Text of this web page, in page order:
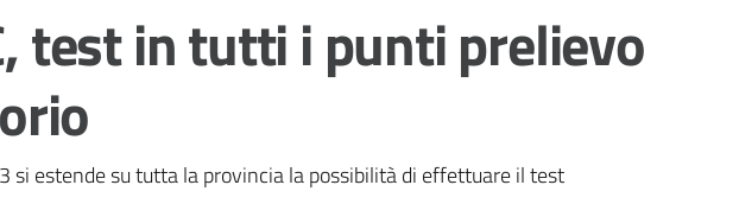
test in tutti i punti prelievo
si estende su tutta la provincia la possibilità di effettuare il test